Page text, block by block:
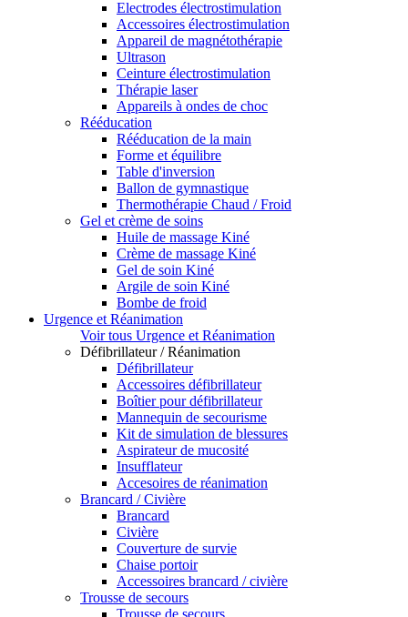
Electrodes électrostimulation
Accessoires électrostimulation
Appareil de magnétothérapie
Ultrason
Ceinture électrostimulation
Thérapie laser
Appareils à ondes de choc
Rééducation
Rééducation de la main
Forme et équilibre
Table d'inversion
Ballon de gymnastique
Thermothérapie Chaud / Froid
Gel et crème de soins
Huile de massage Kiné
Crème de massage Kiné
Gel de soin Kiné
Argile de soin Kiné
Bombe de froid
Urgence et Réanimation
Voir tous Urgence et Réanimation
Défibrillateur / Réanimation
Défibrillateur
Accessoires défibrillateur
Boîtier pour défibrillateur
Mannequin de secourisme
Kit de simulation de blessures
Aspirateur de mucosité
Insufflateur
Accesoires de réanimation
Brancard / Civière
Brancard
Civière
Couverture de survie
Chaise portoir
Accessoires brancard / civière
Trousse de secours
Trousse de secours